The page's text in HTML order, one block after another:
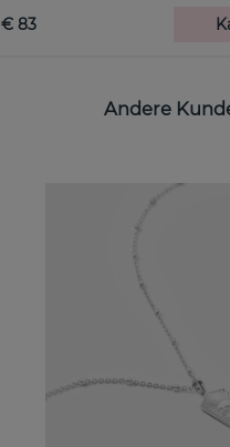
€ 83
Andere